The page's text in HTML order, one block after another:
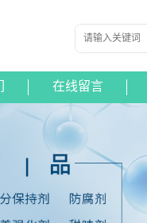
在线留言